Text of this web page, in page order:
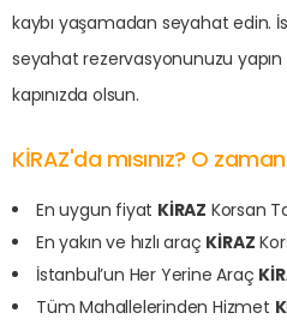
kaybı yaşamadan seyahat edin.
seyahat rezervasyonunuzu yapın
kapınızda olsun.
KİRAZ'da mısınız? O
En uygun fiyat KİRAZ Korsan
En yakın ve hızlı araç KİRAZ
İstanbul’un Her Yerine Araç
Tüm Mahallelerinden Hizmet